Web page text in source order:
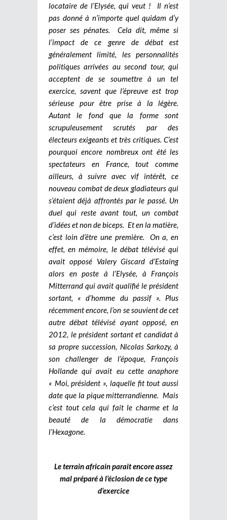
locataire de l’Elysée, qui veut ! Il n’est
pas donné à n’importe quel quidam d’y
poser ses pénates. Cela dit, même si
l’impact de ce genre de débat est
généralement limité, les personnalités
politiques arrivées au second tour, qui
acceptent de se soumettre à un tel
exercice, savent que l’épreuve est trop
sérieuse pour être prise à la légère.
Autant le fond que la forme sont
scrupuleusement scrutés par des
électeurs exigeants et très critiques. C’est
pourquoi encore nombreux ont été les
spectateurs en France, tout comme
ailleurs, à suivre avec vif intérêt, ce
nouveau combat de deux gladiateurs qui
s’étaient déjà affrontés par le passé. Un
duel qui reste avant tout, un combat
d’idées et non de biceps. Et en la matière,
c’est loin d’être une première. On a, en
effet, en mémoire, le débat télévisé qui
avait opposé Valery Giscard d’Estaing
alors en poste à l’Elysée, à François
Mitterrand qui avait qualifié le président
sortant, « d’homme du passif ». Plus
récemment encore, l’on se souvient de cet
autre débat télévisé ayant opposé, en
2012, le président sortant et candidat à
sa propre succession, Nicolas Sarkozy, à
son challenger de l’époque, François
Hollande qui avait eu cette anaphore
« Moi, président », laquelle fit tout aussi
date que la pique mitterrandienne. Mais
c’est tout cela qui fait le charme et la
beauté de la démocratie dans
l’Hexagone.
Le terrain africain parait encore assez
mal préparé à l’éclosion de ce type
d’exercice